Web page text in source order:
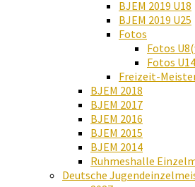
BJEM 2019 U18
BJEM 2019 U25
Fotos
Fotos
Fotos
Freizeit-
BJEM 2018
BJEM 2017
BJEM 2016
BJEM 2015
BJEM 2014
Ruhmeshalle
Deutsche